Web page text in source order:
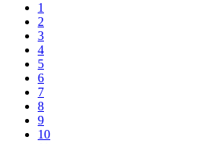
1
2
3
4
5
6
7
8
9
10